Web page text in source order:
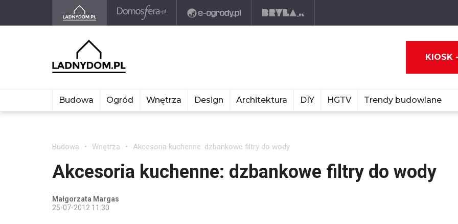
KIOSK
Budowa Ogród Wnętrza Design Architektura DIY HGTV Trendy budowlane
Budowa Wnętrza Akcesoria kuchenne: dzbankowe filtry do wody
Akcesoria kuchenne: dzbankowe filtry do wody
Małgorzata Margas
25-07-2012 11:30